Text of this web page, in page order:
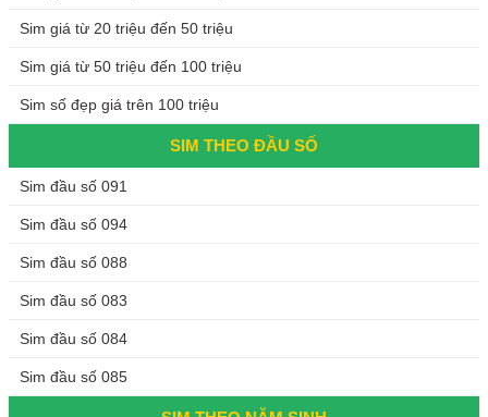
Sim giá từ 20 triệu đến 50 triệu
Sim giá từ 50 triệu đến 100 triệu
Sim số đẹp giá trên 100 triệu
SIM THEO ĐẦU SỐ
Sim đầu số 091
Sim đầu số 094
Sim đầu số 088
Sim đầu số 083
Sim đầu số 084
Sim đầu số 085